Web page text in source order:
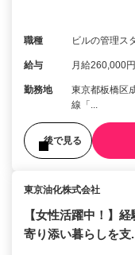
職種 ビルの管理ス
給与 月給260,000
勤務地
東京都板橋区
線「...
後で見る
東京油化株式会社
【女性活躍中！】
寄り添い暮らしを支